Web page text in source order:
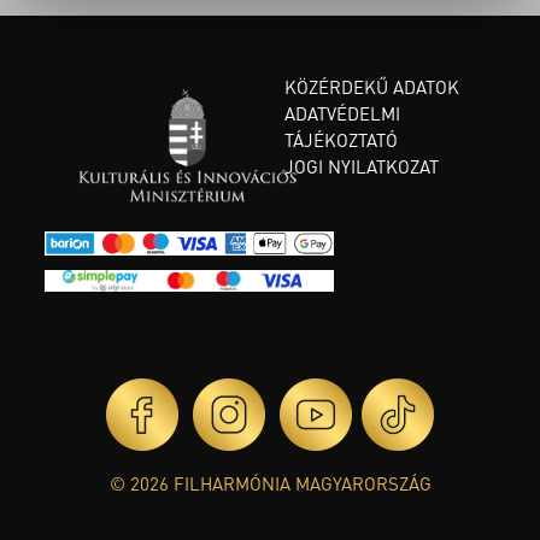
KÖZÉRDEKŰ ADATOK
ADATVÉDELMI
TÁJÉKOZTATÓ
JOGI NYILATKOZAT
© 2026 FILHARMÓNIA MAGYARORSZÁG